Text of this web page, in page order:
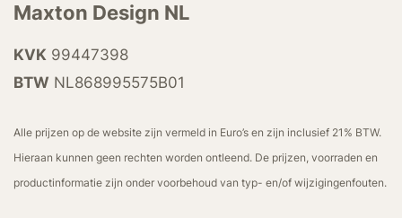
Maxton Design NL
KVK 99447398
BTW NL868995575B01
Alle prijzen op de website zijn vermeld in Euro’s en zijn inclusief 21% BTW.
Hieraan kunnen geen rechten worden ontleend. De prijzen, voorraden en
productinformatie zijn onder voorbehoud van typ- en/of wijzigingenfouten.